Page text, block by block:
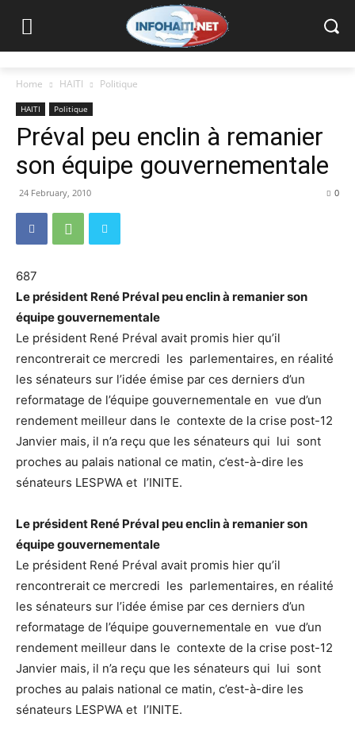
Home HAITI Politique
HAITI Politique
Préval peu enclin à remanier
son équipe gouvernementale
24 February, 2010 0
687
Le président René Préval peu enclin à remanier son
équipe gouvernementale
Le président René Préval avait promis hier qu’il
rencontrerait ce mercredi les parlementaires, en réalité
les sénateurs sur l’idée émise par ces derniers d’un
reformatage de l’équipe gouvernementale en vue d’un
rendement meilleur dans le contexte de la crise post-12
Janvier mais, il n’a reçu que les sénateurs qui lui sont
proches au palais national ce matin, c’est-à-dire les
sénateurs LESPWA et l’INITE.
Le président René Préval peu enclin à remanier son
équipe gouvernementale
Le président René Préval avait promis hier qu’il
rencontrerait ce mercredi les parlementaires, en réalité
les sénateurs sur l’idée émise par ces derniers d’un
reformatage de l’équipe gouvernementale en vue d’un
rendement meilleur dans le contexte de la crise post-12
Janvier mais, il n’a reçu que les sénateurs qui lui sont
proches au palais national ce matin, c’est-à-dire les
sénateurs LESPWA et l’INITE.